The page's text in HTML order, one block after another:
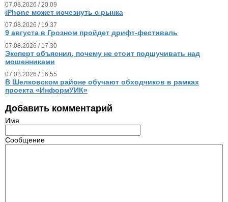
07.08.2026 / 20.09
iPhone может исчезнуть с рынка
07.08.2026 / 19.37
9 августа в Грозном пройдет дрифт-фестиваль
07.08.2026 / 17.30
Эксперт объяснил, почему не стоит подшучивать над
мошенниками
07.08.2026 / 16.55
В Шелковском районе обучают обходчиков в рамках
проекта «ИнформУИК»
Добавить комментарий
Имя
Сообщение